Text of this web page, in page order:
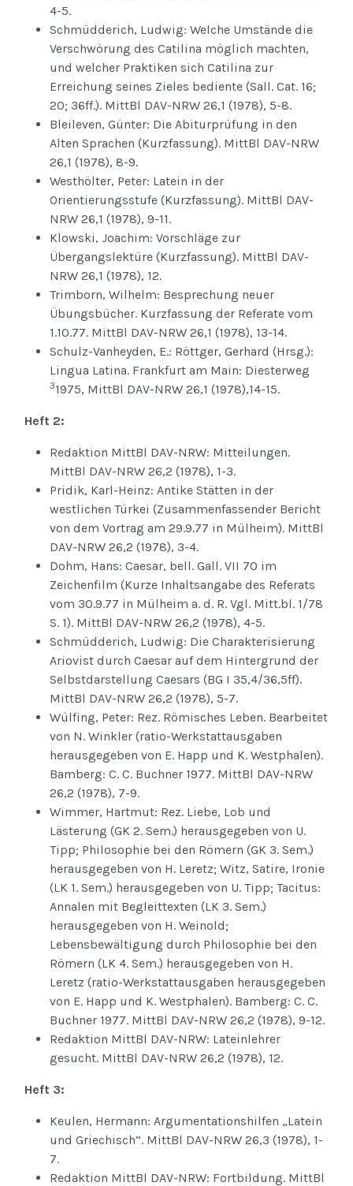
4-5.
Schmüdderich, Ludwig: Welche Umstände die
Verschwörung des Catilina möglich machten,
und welcher Praktiken sich Catilina zur
Erreichung seines Zieles bediente (Sall. Cat. 16;
20; 36ff.). MittBl DAV-NRW 26,1 (1978), 5-8.
Bleileven, Günter: Die Abiturprüfung in den
Alten Sprachen (Kurzfassung). MittBl DAV-NRW
26,1 (1978), 8-9.
Westhölter, Peter: Latein in der
Orientierungsstufe (Kurzfassung). MittBl DAV-
NRW 26,1 (1978), 9-11.
Klowski, Joachim: Vorschläge zur
Übergangslektüre (Kurzfassung). MittBl DAV-
NRW 26,1 (1978), 12.
Trimborn, Wilhelm: Besprechung neuer
Übungsbücher. Kurzfassung der Referate vom
1.10.77. MittBl DAV-NRW 26,1 (1978), 13-14.
Schulz-Vanheyden, E.: Röttger, Gerhard (Hrsg.):
Lingua Latina. Frankfurt am Main: Diesterweg
31975, MittBl DAV-NRW 26,1 (1978),14-15.
Heft 2:
Redaktion MittBl DAV-NRW: Mitteilungen.
MittBl DAV-NRW 26,2 (1978), 1-3.
Pridik, Karl-Heinz: Antike Stätten in der
westlichen Türkei (Zusammenfassender Bericht
von dem Vortrag am 29.9.77 in Mülheim). MittBl
DAV-NRW 26,2 (1978), 3-4.
Dohm, Hans: Caesar, bell. Gall. VII 70 im
Zeichenfilm (Kurze Inhaltsangabe des Referats
vom 30.9.77 in Mülheim a. d. R. Vgl. Mitt.bl. 1/78
S. 1). MittBl DAV-NRW 26,2 (1978), 4-5.
Schmüdderich, Ludwig: Die Charakterisierung
Ariovist durch Caesar auf dem Hintergrund der
Selbstdarstellung Caesars (BG I 35,4/36,5ff).
MittBl DAV-NRW 26,2 (1978), 5-7.
Wülfing, Peter: Rez. Römisches Leben. Bearbeitet
von N. Winkler (ratio-Werkstattausgaben
herausgegeben von E. Happ und K. Westphalen).
Bamberg: C. C. Buchner 1977. MittBl DAV-NRW
26,2 (1978), 7-9.
Wimmer, Hartmut: Rez. Liebe, Lob und
Lästerung (GK 2. Sem.) herausgegeben von U.
Tipp; Philosophie bei den Römern (GK 3. Sem.)
herausgegeben von H. Leretz; Witz, Satire, Ironie
(LK 1. Sem.) herausgegeben von U. Tipp; Tacitus:
Annalen mit Begleittexten (LK 3. Sem.)
herausgegeben von H. Weinold;
Lebensbewältigung durch Philosophie bei den
Römern (LK 4. Sem.) herausgegeben von H.
Leretz (ratio-Werkstattausgaben herausgegeben
von E. Happ und K. Westphalen). Bamberg: C. C.
Buchner 1977. MittBl DAV-NRW 26,2 (1978), 9-12.
Redaktion MittBl DAV-NRW: Lateinlehrer
gesucht. MittBl DAV-NRW 26,2 (1978), 12.
Heft 3:
Keulen, Hermann: Argumentationshilfen „Latein
und Griechisch“. MittBl DAV-NRW 26,3 (1978), 1-
7.
Redaktion MittBl DAV-NRW: Fortbildung. MittBl